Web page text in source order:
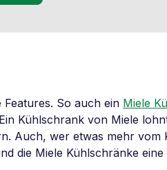
So auch ein Miele
Kühlschrank von Miele
Auch, wer etwas mehr
die Miele Kühlschränke eine